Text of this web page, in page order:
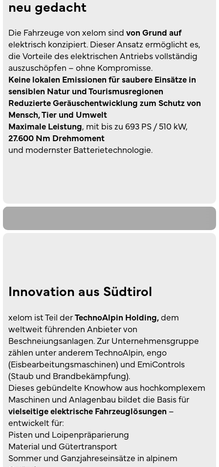
neu gedacht
Die Fahrzeuge von xelom sindvon Grund auf
elektrisch konzipiert. Dieser Ansatz ermöglicht es,
die Vorteile des elektrischen Antriebs vollständig
auszuschöpfen – ohne Kompromisse.
Keine lokalen Emissionen für saubere Einsätze in
sensiblen Natur und Tourismusregionen
Reduzierte Geräuschentwicklung zum Schutz von
Mensch, Tier und Umwelt
Maximale Leistung, mit bis zu 693 PS / 510 kW,
27.600 Nm Drehmoment
und modernster Batterietechnologie.
Innovation aus Südtirol
xelom ist Teil derTechnoAlpin Holding,dem
weltweit führenden Anbieter von
Beschneiungsanlagen. Zur Unternehmensgruppe
zählen unter anderem TechnoAlpin, engo
(Eisbearbeitungsmaschinen) und EmiControls
(Staub und Brandbekämpfung).
Dieses gebündelte Knowhow aus hochkomplexem
Maschinen und Anlagenbau bildet die Basis für
vielseitige elektrische Fahrzeuglösungen –
entwickelt für:
Pisten und Loipenpräparierung
Material und Gütertransport
Sommer und Ganzjahreseinsätze in alpinem